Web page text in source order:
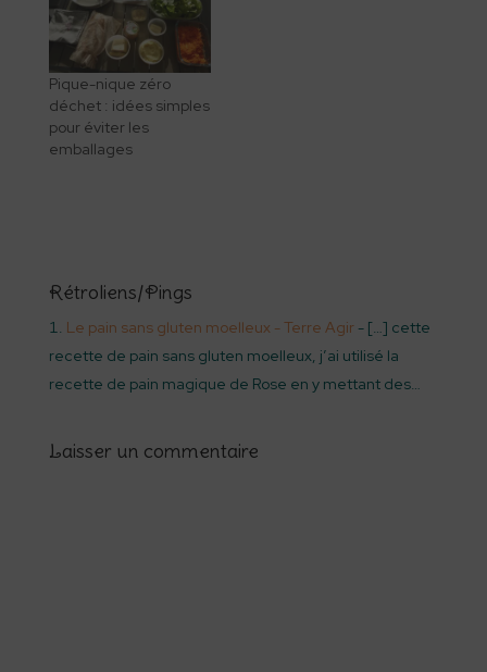
Pique-nique zéro
déchet : idées simples
pour éviter les
emballages
Rétroliens/Pings
Le pain sans gluten moelleux - Terre Agir- […] cette
recette de pain sans gluten moelleux, j’ai utilisé la
recette de pain magique de Rose en y mettant des…
Laisser un commentaire